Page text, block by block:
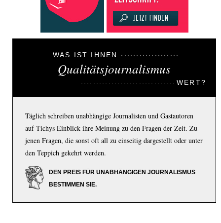
WAS IST IHNEN
Qualitätsjournalismus
WERT?
Täglich schreiben unabhängige Journalisten und Gastautoren
auf Tichys Einblick ihre Meinung zu den Fragen der Zeit. Zu
jenen Fragen, die sonst oft all zu einseitig dargestellt oder unter
den Teppich gekehrt werden.
DEN PREIS FÜR UNABHÄNGIGEN JOURNALISMUS
BESTIMMEN SIE.